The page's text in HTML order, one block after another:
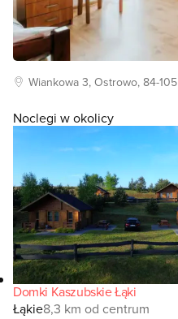
Wiankowa3, Ostrowo, 84-105
Noclegi w okolicy
Domki Kaszubskie Łąki
Łąkie8,3 km od centrum